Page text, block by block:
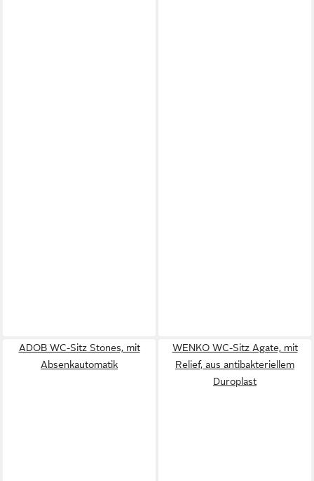
ADOB WC-Sitz Stones, mit
Absenkautomatik
WENKO WC-Sitz Agate, mit
Relief, aus antibakteriellem
Duroplast